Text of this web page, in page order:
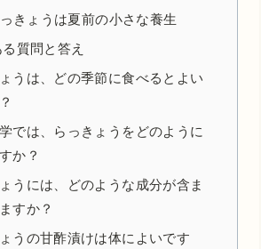
きょうは夏前の小さな養生
質問と答え
うは、どの季節に食べるとよい
では、らっきょうをどのように
か？
うには、どのような成分が含ま
すか？
うの甘酢漬けは体によいです